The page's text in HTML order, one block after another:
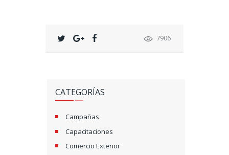
7906
CATEGORÍAS
Campañas
Capacitaciones
Comercio Exterior